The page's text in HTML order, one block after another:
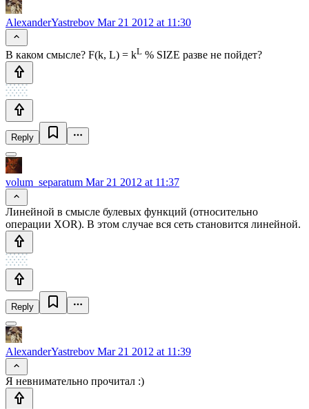
AlexanderYastrebov Mar 21 2012 at 11:30
В каком смысле? F(k, L) = kL % SIZE разве не пойдет?
Reply
volum_separatum Mar 21 2012 at 11:37
Линейной в смысле булевых функций (относительно
операции XOR). В этом случае вся сеть становится линейной.
Reply
AlexanderYastrebov Mar 21 2012 at 11:39
Я невнимательно прочитал :)